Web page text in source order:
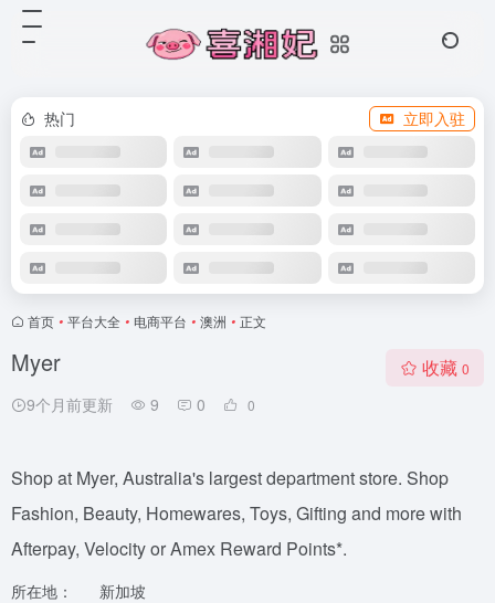
热门 立即入驻
首页 • 平台大全 • 电商平台 • 澳洲 • 正文
Myer
9个月前更新 9 0 0
收藏 0
Shop at Myer, Australia's largest department store. Shop
Fashion, Beauty, Homewares, Toys, Gifting and more with
Afterpay, Velocity or Amex Reward Points*.
所在地：
新加坡